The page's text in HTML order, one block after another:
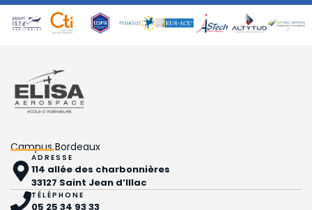
Campus Bordeaux
ADRESSE
114 allée des charbonnières
33127 Saint Jean d’Illac
TÉLÉPHONE
05 25 34 93 33